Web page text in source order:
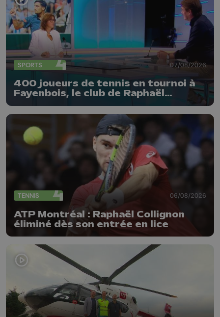
SPORTS 07/08/2026
400 joueurs de tennis en tournoi à
Fayenbois, le club de Raphaël
TENNIS 06/08/2026
ATP Montréal : Raphaël Collignon
éliminé dès son entrée en lice